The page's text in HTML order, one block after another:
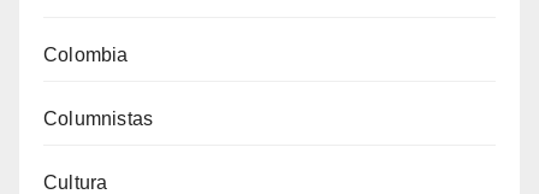
Colombia
Columnistas
Cultura